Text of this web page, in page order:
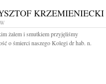
KRZEMIENIECKI
żalem i smutkiem przyjęliśmy
o śmierci naszego Kolegi dr hab. n.